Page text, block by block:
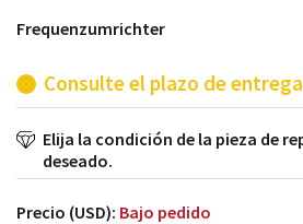
Frequenzumrichter
Consulte el plazo de entrega
Elija la condición de la pieza de
deseado.
Precio (USD): Bajo pedido